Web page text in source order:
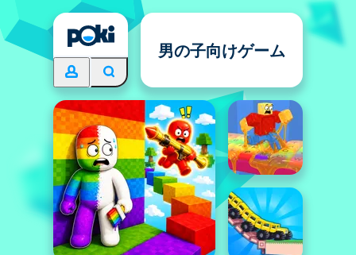
男の子向けゲーム